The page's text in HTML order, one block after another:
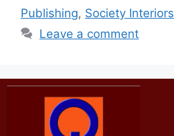
Publishing, Society Interiors
Leave a comment